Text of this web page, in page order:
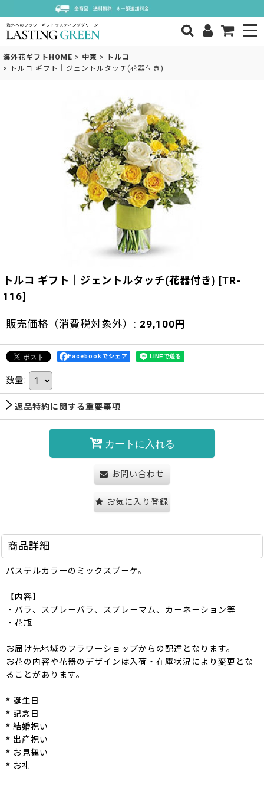
海外花ギフトHOME > 中東 >
トルコ
>
トルコ ギフト｜ジェントルタッチ(花器付き)
トルコ ギフト｜ジェントルタッチ(花器付き) [TR-
116]
販売価格（消費税対象外） : 29,100 円
Facebookでシェア
数量:
返品特約に関する重要事項
カートに入れる
お問い合わせ
お気に入り登録
商品詳細
パステルカラーのミックスブーケ。
【内容】
・バラ、スプレーバラ、スプレーマム、カーネーション等
・花瓶
お届け先地域のフラワーショップからの配達となります。
お花の内容や花器のデザインは入荷・在庫状況により変更とな
ることがあります。
* 誕生日
* 記念日
* 結婚祝い
* 出産祝い
* お見舞い
* お礼